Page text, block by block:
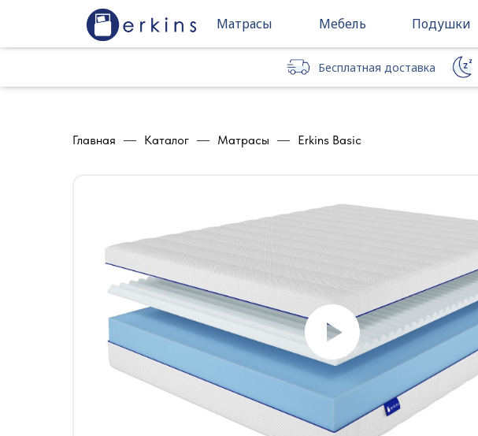
Матрасы Мебель Подушки
Бесплатная доставка
Главная — Каталог — Матрасы — Erkins Basic